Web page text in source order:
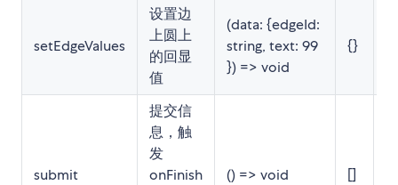
setEdgeValues
设置边
上圆上
的回显
值
(data: {edgeId:
string, text: 99
}) => void
{}
submit
提交信
息，触
发
onFinish
() => void []